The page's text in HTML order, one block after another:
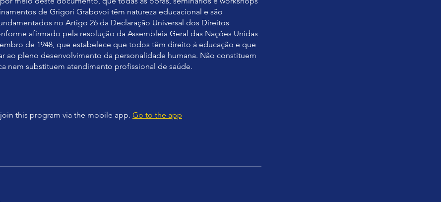
de Grigori Grabovoi têm natureza educacional e são
no Artigo 26 da Declaração Universal dos Direitos
afirmado pela resolução da Assembleia Geral das Nações Unidas
de 1948, que estabelece que todos têm direito à educação e que
ao pleno desenvolvimento da personalidade humana. Não constituem
nem substituem atendimento profissional de saúde.
this program via the mobile app. Go to the app